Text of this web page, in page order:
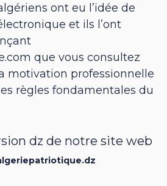
ont eu l’idée de
et ils l’ont
que vous consultez
motivation professionnelle
règles fondamentales du
dz de notre site web